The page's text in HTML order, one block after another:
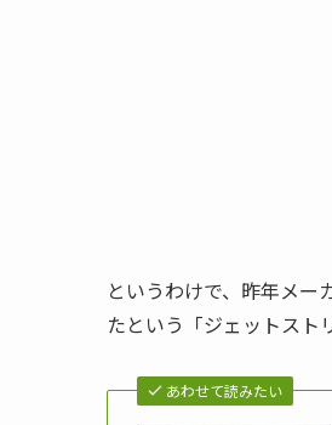
というわけで、昨年メー
たという「ジェットスト
あわせて読みたい